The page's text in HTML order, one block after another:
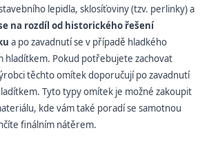
lepidla, sklosíťoviny (tzv. perlinky) a
na rozdíl od historického řešení
a po zavadnutí se v případě hladkého
hladítkem. Pokud potřebujete zachovat
těchto omítek doporučují po zavadnutí
Tyto typy omítek je možné zakoupit
kde vám také poradí se samotnou
finálním nátěrem.